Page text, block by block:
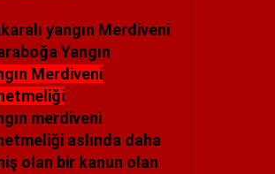
yangın Merdiveni
Yangın
Merdiveni
merdiveni
aslında daha
olan bir kanun olan